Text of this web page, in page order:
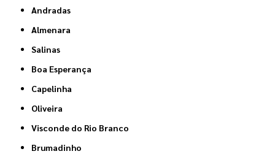
Andradas
Almenara
Salinas
Boa Esperança
Capelinha
Oliveira
Visconde do Rio Branco
Brumadinho